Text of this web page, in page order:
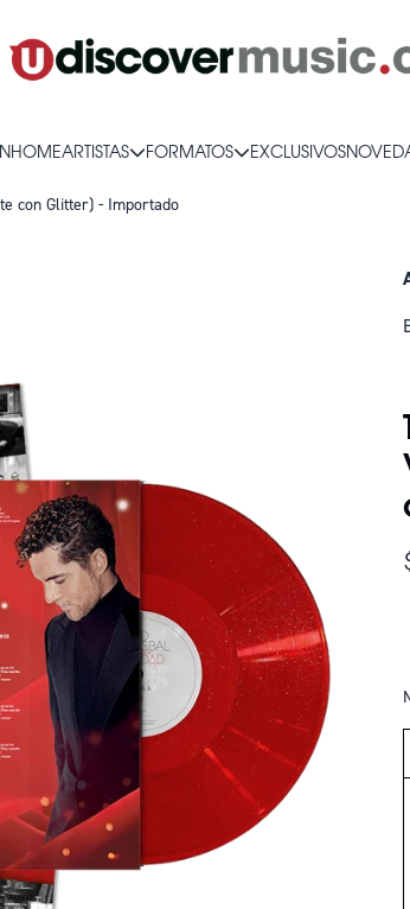
HOMEARTISTAS FORMATOS EXCLUSIVOS
con Glitter) - Importado